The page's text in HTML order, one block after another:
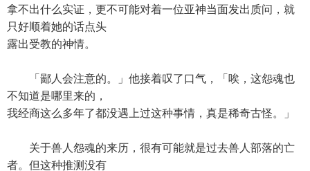
拿不出什么实证，更不可能对着一位亚神当面发出质问，就
只好顺着她的话点头
露出受教的神情。
「鄙人会注意的。」他接着叹了口气，「唉，这怨魂也
不知道是哪里来的，
我经商这么多年了都没遇上过这种事情，真是稀奇古怪。」
关于兽人怨魂的来历，很有可能就是过去兽人部落的亡
者。但这种推测没有